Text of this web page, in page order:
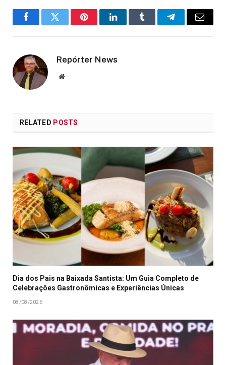
FacebookTwitter PinterestLinkedInTumblr TelegramEmail
Repórter News
Website
RELATED POSTS
Dia dos Pais na Baixada Santista: Um Guia Completo de
Celebrações Gastronômicas e Experiências Únicas
08/08/2026